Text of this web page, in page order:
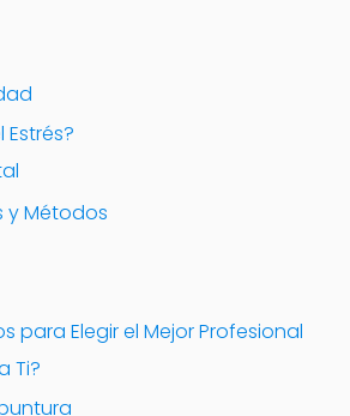
y Métodos
para Elegir el Mejor Profesional
Ti?